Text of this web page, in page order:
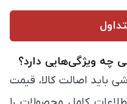
چه ویژگی‌هایی دارد؟
باید اصالت کالا، قیمت